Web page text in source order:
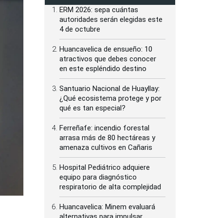
ERM 2026: sepa cuántas
autoridades serán elegidas este
4 de octubre
Huancavelica de ensueño: 10
atractivos que debes conocer
en este espléndido destino
Santuario Nacional de Huayllay:
¿Qué ecosistema protege y por
qué es tan especial?
Ferreñafe: incendio forestal
arrasa más de 80 hectáreas y
amenaza cultivos en Cañaris
Hospital Pediátrico adquiere
equipo para diagnóstico
respiratorio de alta complejidad
Huancavelica: Minem evaluará